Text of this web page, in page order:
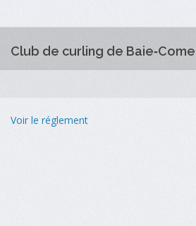
Club de curling de
Voir le réglement